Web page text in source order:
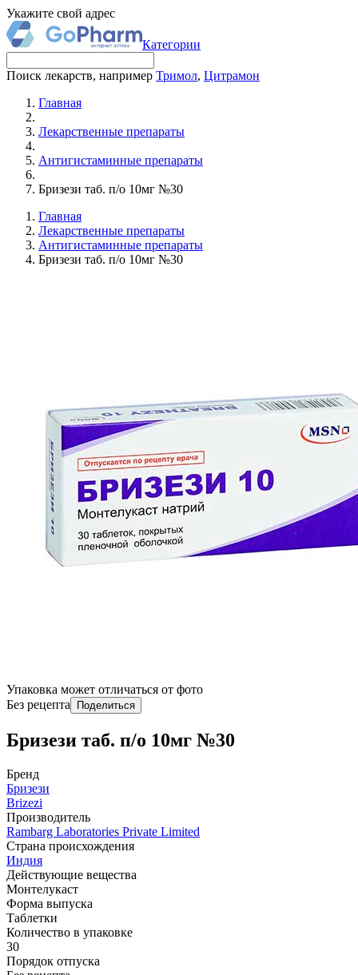
Укажите свой адрес
Категории
Поиск лекарств, например Тримол, Цитрамон
Главная
Лекарственные препараты
Антигистаминные препараты
Бризези таб. п/о 10мг №30
Главная
Лекарственные препараты
Антигистаминные препараты
Бризези таб. п/о 10мг №30
Упаковка может отличаться от фото
Без рецепта
Поделиться
Бризези таб. п/о 10мг №30
Бренд
Бризези
Brizezi
Производитель
Rambarg Laboratories Private Limited
Страна происхождения
Индия
Действующие вещества
Монтелукаст
Форма выпуска
Таблетки
Количество в упаковке
30
Порядок отпуска